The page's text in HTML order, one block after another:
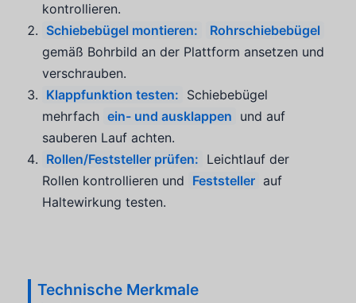
kontrollieren.
Schiebebügel montieren:
Rohrschiebebügel
gemäß Bohrbild an der Plattform ansetzen und
verschrauben.
Klappfunktion testen: Schiebebügel
mehrfach ein- und ausklappen und auf
sauberen Lauf achten.
Rollen/Feststeller prüfen: Leichtlauf der
Rollen kontrollieren und Feststeller auf
Haltewirkung testen.
Technische Merkmale